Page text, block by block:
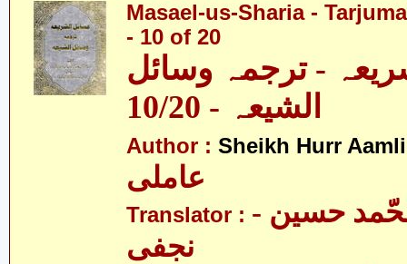
Masael-us-Sharia -
- 10 of 20
- ترجمہ وسائل
الشیعہ - 10/20
Author : Sheikh Hurr Aamli
عاملی
Translator : - آیت اللہ محّمد حسین
نجفی